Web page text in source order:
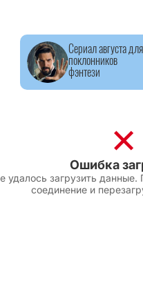
Сериал августа для
поклонников
фэнтези